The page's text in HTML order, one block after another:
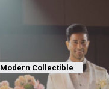
Modern Collectible